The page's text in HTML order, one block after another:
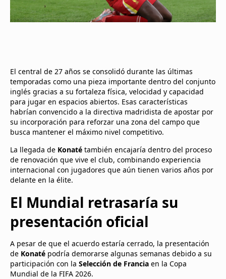
El central de 27 años se consolidó durante las últimas
temporadas como una pieza importante dentro del conjunto
inglés gracias a su fortaleza física, velocidad y capacidad
para jugar en espacios abiertos. Esas características
habrían convencido a la directiva madridista de apostar por
su incorporación para reforzar una zona del campo que
busca mantener el máximo nivel competitivo.
La llegada de Konaté también encajaría dentro del proceso
de renovación que vive el club, combinando experiencia
internacional con jugadores que aún tienen varios años por
delante en la élite.
El Mundial retrasaría su
presentación oficial
A pesar de que el acuerdo estaría cerrado, la presentación
de Konaté podría demorarse algunas semanas debido a su
participación con la Selección de Francia en la Copa
Mundial de la FIFA 2026.